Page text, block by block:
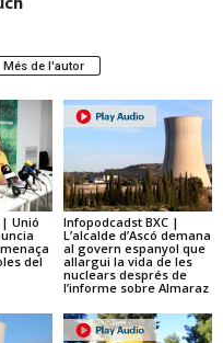
Més de l'autor
| Unió
del
Infopodcadst BXC |
L’alcalde d’Ascó demana
al govern espanyol que
allargui la vida de les
nuclears després de
l’informe sobre Almaraz